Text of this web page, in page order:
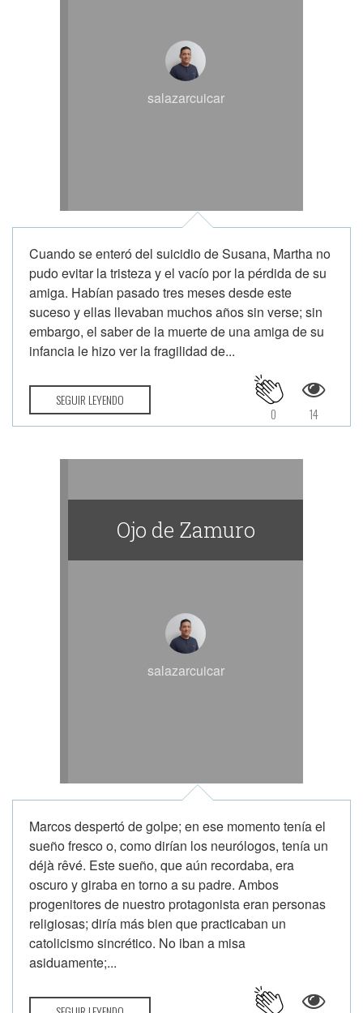
salazarcuicar
Cuando se enteró del suicidio de Susana, Martha no
pudo evitar la tristeza y el vacío por la pérdida de su
amiga. Habían pasado tres meses desde este
suceso y ellas llevaban muchos años sin verse; sin
embargo, el saber de la muerte de una amiga de su
infancia le hizo ver la fragilidad de...
SEGUIR LEYENDO
14
0
Ojo de Zamuro
salazarcuicar
Marcos despertó de golpe; en ese momento tenía el
sueño fresco o, como dirían los neurólogos, tenía un
déjà rêvé. Este sueño, que aún recordaba, era
oscuro y giraba en torno a su padre. Ambos
progenitores de nuestro protagonista eran personas
religiosas; diría más bien que practicaban un
catolicismo sincrético. No iban a misa
asiduamente;...